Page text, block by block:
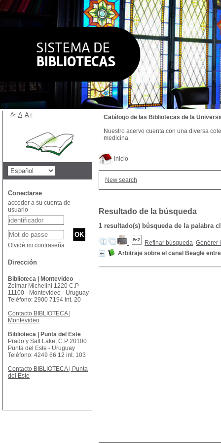
Inicio
New search
Resultado de la búsqueda
1 resultado(s) búsqueda de la palabra
Refinar búsqueda Générer
Arbitraje sobre el canal Beagle
Catálogo de las Bibliotecas de la
Nuestro acervo cuenta con una diversa
medicina.
A- A A+
Conectarse
acceder a su cuenta de
usuario
Olvidé mi contraseña
Dirección
Biblioteca | Montevideo
Zelmar Michelini 1220 C.P
11100 - Montevideo - Uruguay
Teléfono: 2900 7194 int. 20
Contacto BIBLIOTECA |
Montevideo
Biblioteca | Punta del Este
Prado y Salt Lake, C.P 20100
Punta del Este - Uruguay
Teléfono: 4249 66 12 int. 103
Contacto BIBLIOTECA | Punta
del Este